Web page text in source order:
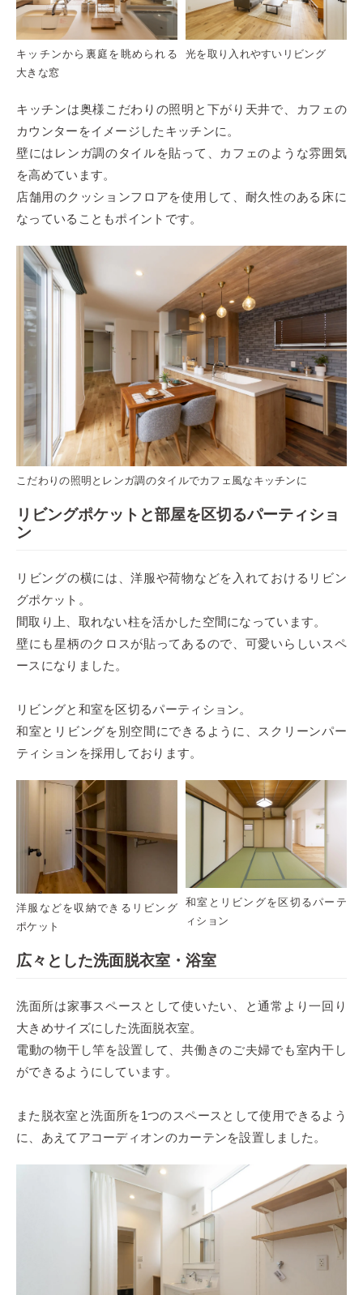
キッチンから裏庭を眺められる
大きな窓
光を取り入れやすいリビング
キッチンは奥様こだわりの照明と下がり天井で、カフェの
カウンターをイメージしたキッチンに。
壁にはレンガ調のタイルを貼って、カフェのような雰囲気
を高めています。
店舗用のクッションフロアを使用して、耐久性のある床に
なっていることもポイントです。
こだわりの照明とレンガ調のタイルでカフェ風なキッチンに
リビングポケットと部屋を区切るパーティショ
ン
リビングの横には、洋服や荷物などを入れておけるリビン
グポケット。
間取り上、取れない柱を活かした空間になっています。
壁にも星柄のクロスが貼ってあるので、可愛いらしいスペ
ースになりました。
リビングと和室を区切るパーティション。
和室とリビングを別空間にできるように、スクリーンパー
ティションを採用しております。
洋服などを収納できるリビング
ポケット
和室とリビングを区切るパーテ
ィション
広々とした洗面脱衣室・浴室
洗面所は家事スペースとして使いたい、と通常より一回り
大きめサイズにした洗面脱衣室。
電動の物干し竿を設置して、共働きのご夫婦でも室内干し
ができるようにしています。
また脱衣室と洗面所を1つのスペースとして使用できるよう
に、あえてアコーディオンのカーテンを設置しました。